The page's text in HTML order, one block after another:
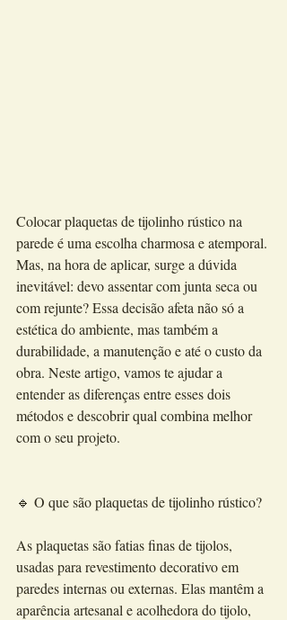
Colocar plaquetas de tijolinho rústico na
parede é uma escolha charmosa e atemporal.
Mas, na hora de aplicar, surge a dúvida
inevitável: devo assentar com junta seca ou
com rejunte? Essa decisão afeta não só a
estética do ambiente, mas também a
durabilidade, a manutenção e até o custo da
obra. Neste artigo, vamos te ajudar a
entender as diferenças entre esses dois
métodos e descobrir qual combina melhor
com o seu projeto.
🔹 O que são plaquetas de tijolinho rústico?
As plaquetas são fatias finas de tijolos,
usadas para revestimento decorativo em
paredes internas ou externas. Elas mantêm a
aparência artesanal e acolhedora do tijolo,